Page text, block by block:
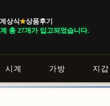
상식 상품후기
가 입고되었습니다.
시계 가방 지갑